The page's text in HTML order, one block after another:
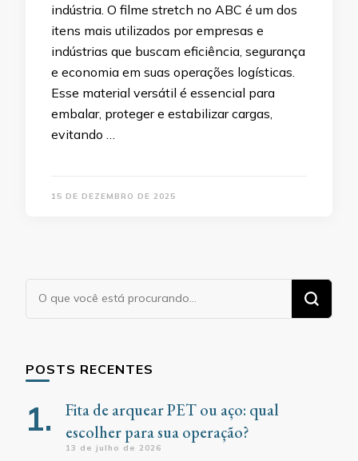
indústria. O filme stretch no ABC é um dos
itens mais utilizados por empresas e
indústrias que buscam eficiência, segurança
e economia em suas operações logísticas.
Esse material versátil é essencial para
embalar, proteger e estabilizar cargas,
evitando …
15 DE DEZEMBRO DE 2025
Procurando
POSTS RECENTES
Fita de arquear PET ou aço: qual
escolher para sua operação?
13 de julho de 2026